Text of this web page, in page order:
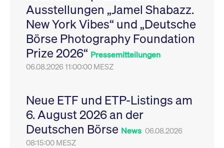
Ausstellungen „Jamel Shabazz.
New York Vibes“ und „Deutsche
Börse Photography Foundation
Prize 2026“ Pressemitteilungen
06.08.2026 11:00:00 MESZ
Neue ETF und ETP-Listings am
6. August 2026 an der
Deutschen Börse News 06.08.2026
08:15:00 MESZ
Leistung der Website
zu messen. Es handelt
sich um ein Muster-
Cookie, bei dem auf
das Präfix _pk_ses
eine kurze Reihe von
VISITOR_PRIVACY_METADATA
YouTube
.youtube.com
6
Monate
Dieses Cookie dient
Speicherung der
Einwilligungs- und
des Nutzers für ihre
Interaktion mit der
Sitzungen geehrt